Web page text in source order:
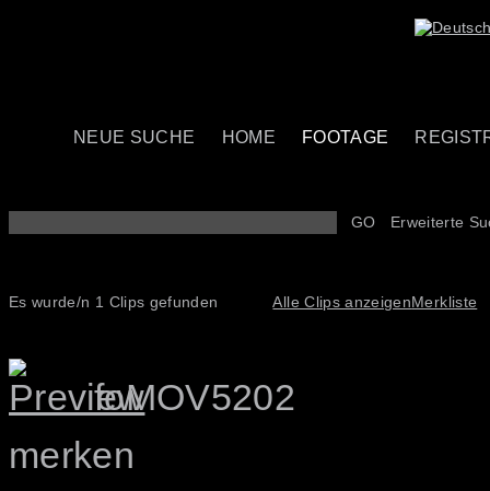
NEUE SUCHE HOME FOOTAGE
GO Erweiterte
Es wurde/n 1 Clips gefunden Alle Clips anzeigenMerkliste
foMOV5202
merken